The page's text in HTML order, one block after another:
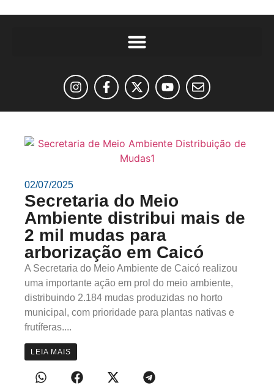
02/07/2025
Secretaria do Meio
Ambiente distribui mais de
2 mil mudas para
arborização em Caicó
A Secretaria do Meio Ambiente de Caicó realizou
uma importante ação em prol do meio ambiente,
distribuindo 2.184 mudas produzidas no horto
municipal, com prioridade para plantas nativas e
frutíferas....
LEIA MAIS